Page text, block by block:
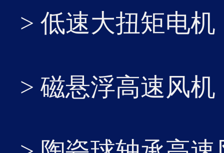
2026-02
> 低速大扭矩电机
> 磁悬浮高速风机